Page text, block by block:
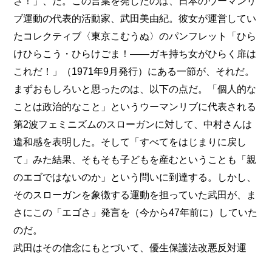
ブ運動の代表的活動家、武田美由紀。彼女が運営してい
たコレクティブ〈東京こむうぬ〉のパンフレット「ひら
けひらこう・ひらけごま！――ガキ持ち女がひらく扉は
これだ！」（1971年9月発行）にある一節が、それだ。
まずおもしろいと思ったのは、以下の点だ。「個人的な
ことは政治的なこと」というウーマンリブに代表される
第2波フェミニズムのスローガンに対して、中村さんは
違和感を表明した。そして「すべてをはじまりに戻し
て」みた結果、そもそも子どもを産むということも「親
のエゴではないのか」という問いに到達する。しかし、
そのスローガンを象徴する運動を担っていた武田が、ま
さにこの「エゴさ」発言を（今から47年前に）していた
のだ。
武田はその信念にもとづいて、優生保護法改悪反対運